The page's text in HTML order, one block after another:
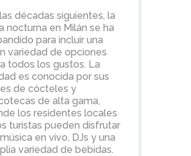
décadas siguientes, la
nocturna en Milán se ha
para incluir una
variedad de opciones
todos los gustos. La
es conocida por sus
de cócteles y
de alta gama,
los residentes locales
turistas pueden disfrutar
en vivo, DJs y una
variedad de bebidas.